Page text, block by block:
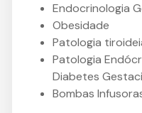
Endocrinologia
Obesidade
Patologia
Patologia
Diabetes
Bombas